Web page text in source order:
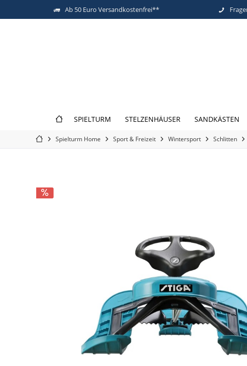
Ab 50 Euro Versandkostenfrei**
SPIELTURM STELZENHÄUSER SANDKÄSTEN
Spielturm Home Sport & Freizeit Wintersport Schlitten